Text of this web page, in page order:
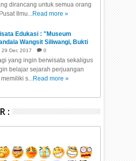
dirancang untuk semua orang
Ilmu...Read more »
Edukasi : "Museum
Wangsit Siliwangi, Bukti
perjuangan bangsa"
29 Dec 2017 0
yang ingin berwisata sekaligus
belajar sejarah perjuangan
s...Read more »
: